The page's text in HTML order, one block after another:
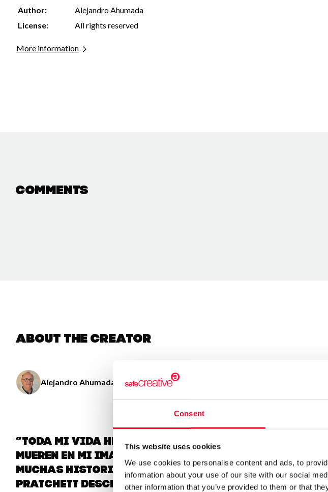
Consent
This website uses cookies
We use cookies to personalise content and ads, to
information about your use of our site with our social
other information that you’ve provided to them or that
Author:
Alejandro Ahumada
License:
All rights reserved
More information
Comments
About the creator
Alejandro Ahumada Avila/ Literature / Music / Visual arts
“Toda mi vida he tenido cuentos e historias que
mueren en mi imaginación. Aparte de estos
muchas historias reales que contar que el autor
Pratchett describiría como "interesante".”